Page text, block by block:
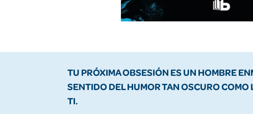
TU PRÓXIMA OBSESIÓN ES UN HOMBRE
SENTIDO DEL HUMOR TAN OSCURO COMO
TI.